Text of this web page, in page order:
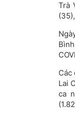
Trà
Các
Lai
ca